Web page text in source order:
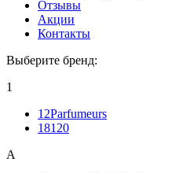
Отзывы
Акции
Контакты
Выберите бренд:
1
12Parfumeurs
18120
A